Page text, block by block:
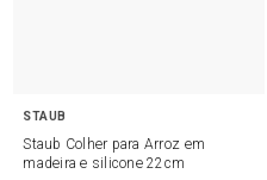
STAUB
Staub Colher para Arroz em
madeira e silicone 22cm